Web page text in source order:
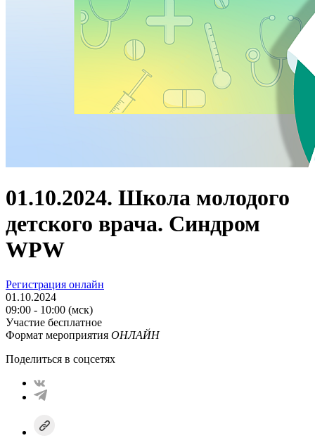
01.10.2024. Школа молодого
детского врача. Синдром
WPW
Регистрация онлайн
01.10.2024
09:00 - 10:00 (мск)
Участие бесплатное
Формат мероприятия ОНЛАЙН
Поделиться в соцсетях